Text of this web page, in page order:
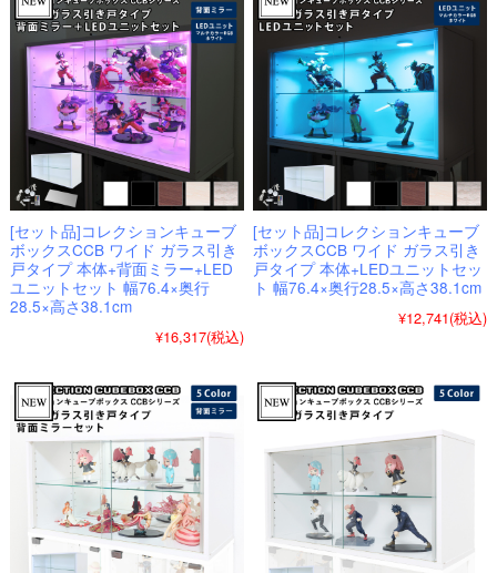
[セット品]コレクションキューブ
ボックスCCB ワイド ガラス引き
戸タイプ 本体+背面ミラー+LED
ユニットセット 幅76.4×奥行
28.5×高さ38.1cm
¥16,317(税込)
[セット品]コレクションキューブ
ボックスCCB ワイド ガラス引き
戸タイプ 本体+LEDユニットセッ
ト 幅76.4×奥行28.5×高さ38.1cm
¥12,741(税込)